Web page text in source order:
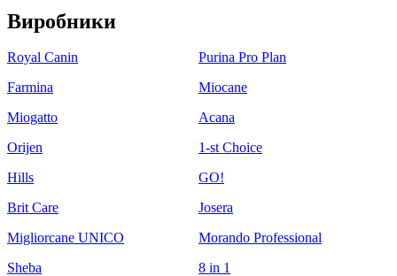
Виробники
Royal Canin
Purina Pro Plan
Farmina
Miocane
Miogatto
Acana
Orijen
1-st Choice
Hills
GO!
Brit Care
Josera
Migliorcane UNICO
Morando Professional
Sheba
8 in 1